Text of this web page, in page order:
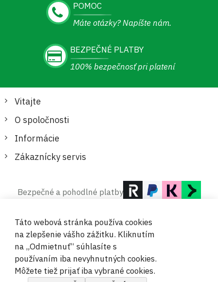
POMOC
Máte otázky? Napíšte nám.
BEZPEČNÉ PLATBY
100% bezpečnosť pri platení
Vitajte
O spoločnosti
Informácie
Zákaznícky servis
Bezpečné a pohodlné platby
© 2019-2026 Megamix s.r.o.
Táto webová stránka používa cookies
na zlepšenie vášho zážitku. Kliknutím
na „Odmietnuť“ súhlasíte s
používaním iba nevyhnutných cookies.
Môžete tiež prijať iba vybrané cookies.